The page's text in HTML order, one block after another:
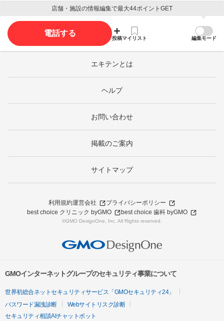
店舗・施設の情報編集で最大44ポイントGET
電話する
投稿マイリスト 編集モード
エキテンとは
ヘルプ
お問い合わせ
掲載のご案内
サイトマップ
利用規約運営会社
プライバシーポリシー
best choice クリニック byGMO
best choice 歯科 byGMO
©GMO DesignOne, Inc. All Rights reserved.
GMOインターネットグループのセキュリティ事業について
世界初総合ネットセキュリティサービス「GMOセキュリティ24」
パスワード漏洩診断
Webサイトリスク診断
セキュリティ相談AIチャットボット